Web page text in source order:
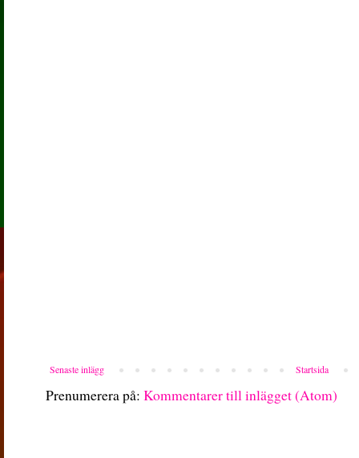
Senaste inlägg Startsida
Prenumerera på: Kommentarer till inlägget (Atom)